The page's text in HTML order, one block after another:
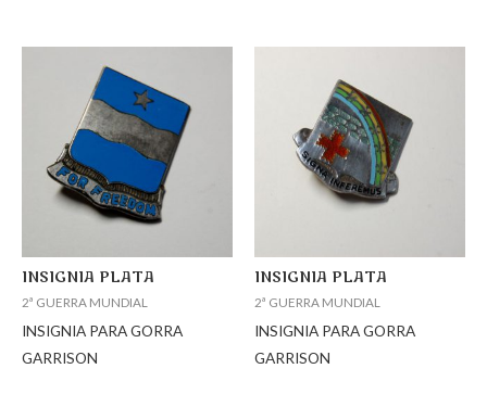
INSIGNIA PLATA
2ª GUERRA MUNDIAL
INSIGNIA PARA GORRA
GARRISON
INSIGNIA PLATA
2ª GUERRA MUNDIAL
INSIGNIA PARA GORRA
GARRISON